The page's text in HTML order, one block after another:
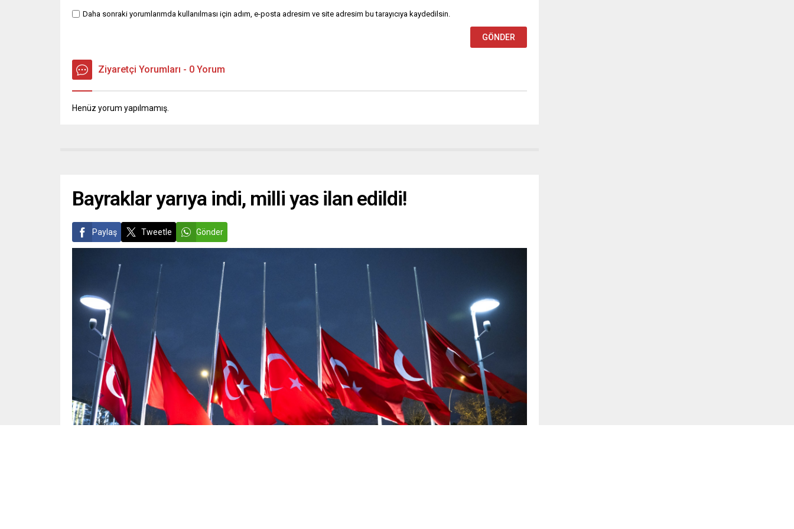
Daha sonraki yorumlarımda kullanılması için adım, e-posta adresim ve site adresim bu tarayıcıya kaydedilsin.
Ziyaretçi Yorumları - 0 Yorum
Henüz yorum yapılmamış.
Bayraklar yarıya indi, milli yas ilan edildi!
Paylaş Tweetle Gönder